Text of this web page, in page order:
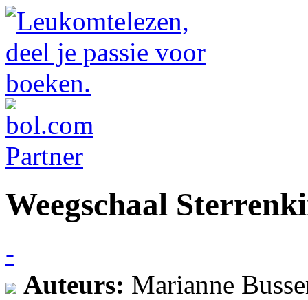
Weegschaal
-
Auteurs: Marianne